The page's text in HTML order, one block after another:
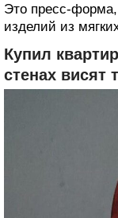
Это пресс-форма,
изделий из
Купил
стенах висят